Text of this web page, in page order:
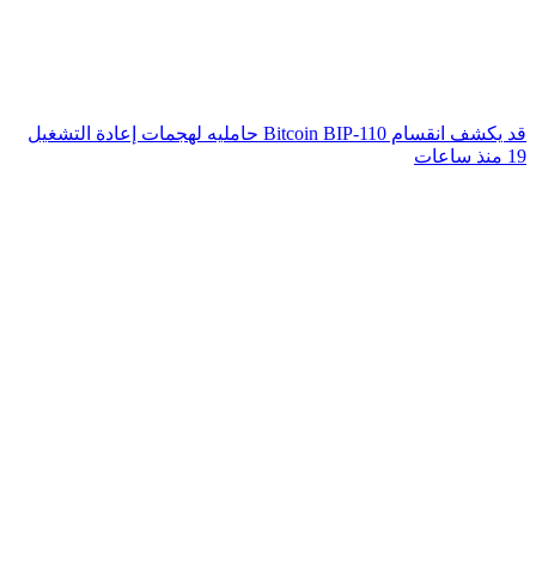
قد يكشف انقسام Bitcoin BIP-110 حامليه لهجمات إعادة التشغيل
19 منذ ساعات